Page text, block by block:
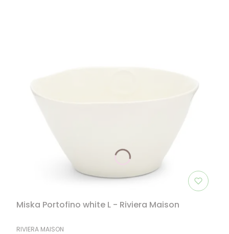
Miska Portofino white L - Riviera Maison
PRODUCENT
RIVIERA MAISON